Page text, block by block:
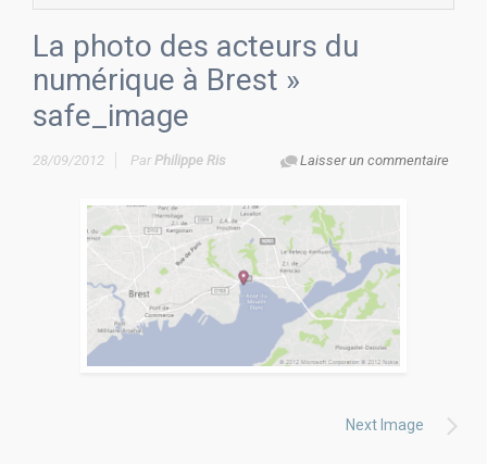
La photo des acteurs du
numérique à Brest »
safe_image
28/09/2012 Laisser un commentaire
ParPhilippe Ris
Next Image